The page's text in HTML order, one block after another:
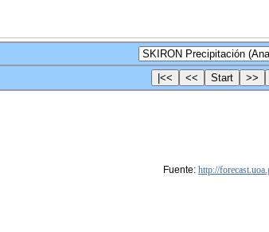
Fuente: http://